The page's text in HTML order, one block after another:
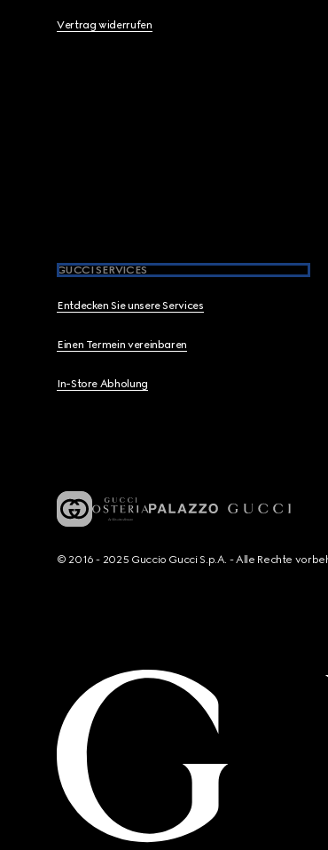
Vertrag widerrufen
GUCCI SERVICES
Entdecken Sie unsere Services
Einen Termein vereinbaren
In-Store Abholung
© 2016 - 2025 Guccio Gucci S.p.A. - Alle Rechte